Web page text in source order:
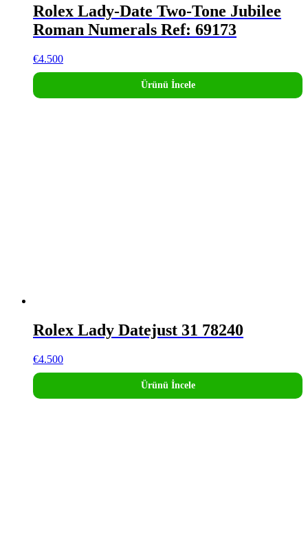
Rolex Lady-Date Two-Tone Jubilee
Roman Numerals Ref: 69173
€4.500
Ürünü İncele
Rolex Lady Datejust 31 78240
€4.500
Ürünü İncele